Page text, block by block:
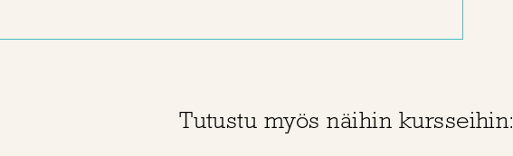
Tutustu myös näihin kursseihin: